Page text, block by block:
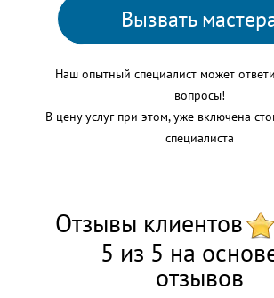
Вызвать
Наш опытный специалист может
вопросы!
В цену услуг при этом, уже включена
специалиста
Отзывы клиентов
5 из 5 на
отзывов